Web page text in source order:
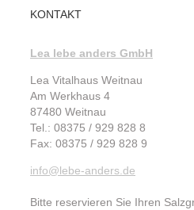
KONTAKT
Lea lebe anders GmbH
Lea Vitalhaus Weitnau
Am Werkhaus 4
87480 Weitnau
Tel.: 08375 / 929 828 8
Fax: 08375 / 929 828 9
info@lebe-anders.de
Bitte reservieren Sie Ihren